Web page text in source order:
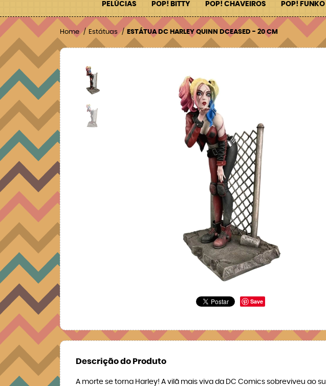
PELÚCIAS POP! BITTY POP! CHAVEIROS POP! FUNKO
Home Estátuas ESTÁTUA DC HARLEY QUINN DCEASED - 20 CM
Save
Descrição do Produto
A morte se torna Harley! A vilã mais viva da DC Comics sobreviveu